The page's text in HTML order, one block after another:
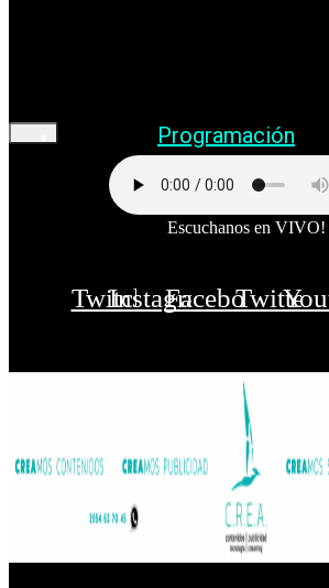
Programación
Escuchanos en VIVO!
TwitchInstagramFacebookTwitter